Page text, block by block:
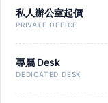
私人辦公室起價
PRIVATE OFFICE
專屬 Desk
DEDICATED DESK